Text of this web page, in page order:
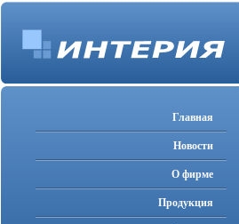
Главная
Новости
О фирме
Продукция